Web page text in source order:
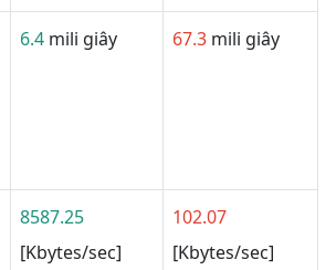
6.4 mili giây 67.3 mili giây
8587.25
[Kbytes/sec]
102.07
[Kbytes/sec]